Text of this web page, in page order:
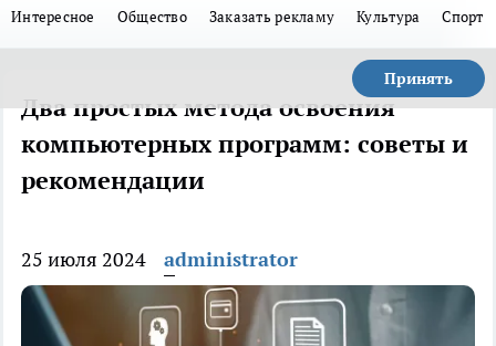
Интересное Общество Заказать рекламу Культура Спорт
Принять
Два простых метода освоения
компьютерных программ: советы и
рекомендации
25 июля 2024 administrator